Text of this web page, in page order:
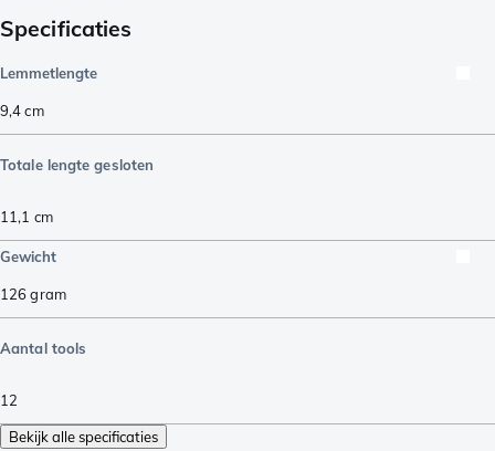
Specificaties
Lemmetlengte
9,4cm
Totale lengte gesloten
11,1 cm
Gewicht
126gram
Aantal tools
12
Bekijk alle specificaties